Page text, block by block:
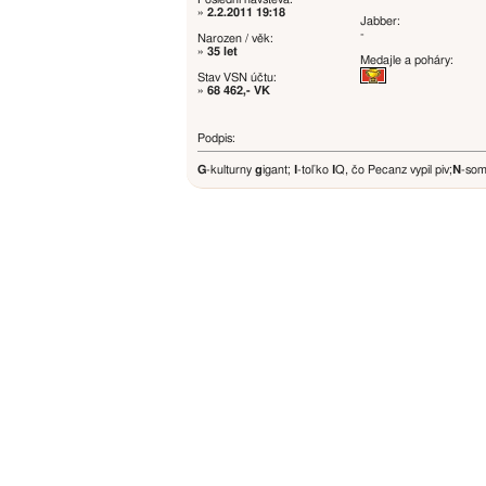
» 2.2.2011 19:18
Narozen / věk:
» 35 let
Stav VSN účtu:
» 68 462,- VK
Jabber:
-
Medajle a poháry:
Podpis:
G-kulturny gigant; -toľko Q, čo Pecanz vypil piv; N-